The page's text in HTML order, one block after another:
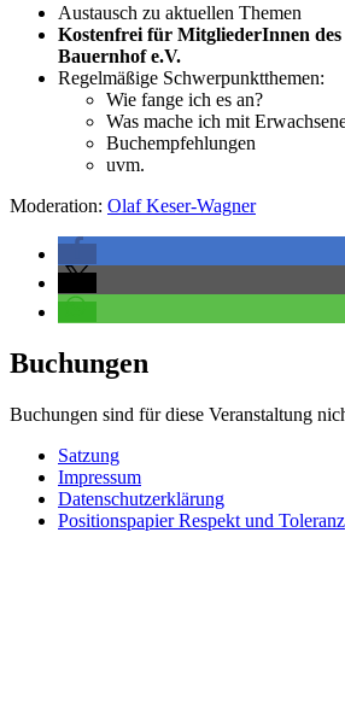
Austausch zu aktuellen Themen
Kostenfrei für MitgliederInnen
Bauernhof e.V.
Regelmäßige Schwerpunktthemen:
Wie fange ich es an?
Was mache ich mit
Buchempfehlungen
uvm.
Moderation: Olaf Keser-Wagner
Buchungen
Buchungen sind für diese Veranstaltung
Satzung
Impressum
Datenschutzerklärung
Positionspapier Respekt und Toleranz